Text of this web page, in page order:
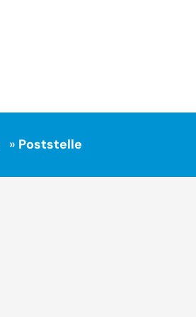
» Poststelle